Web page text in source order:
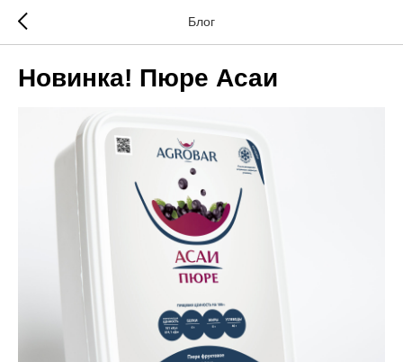
Блог
Новинка! Пюре Асаи